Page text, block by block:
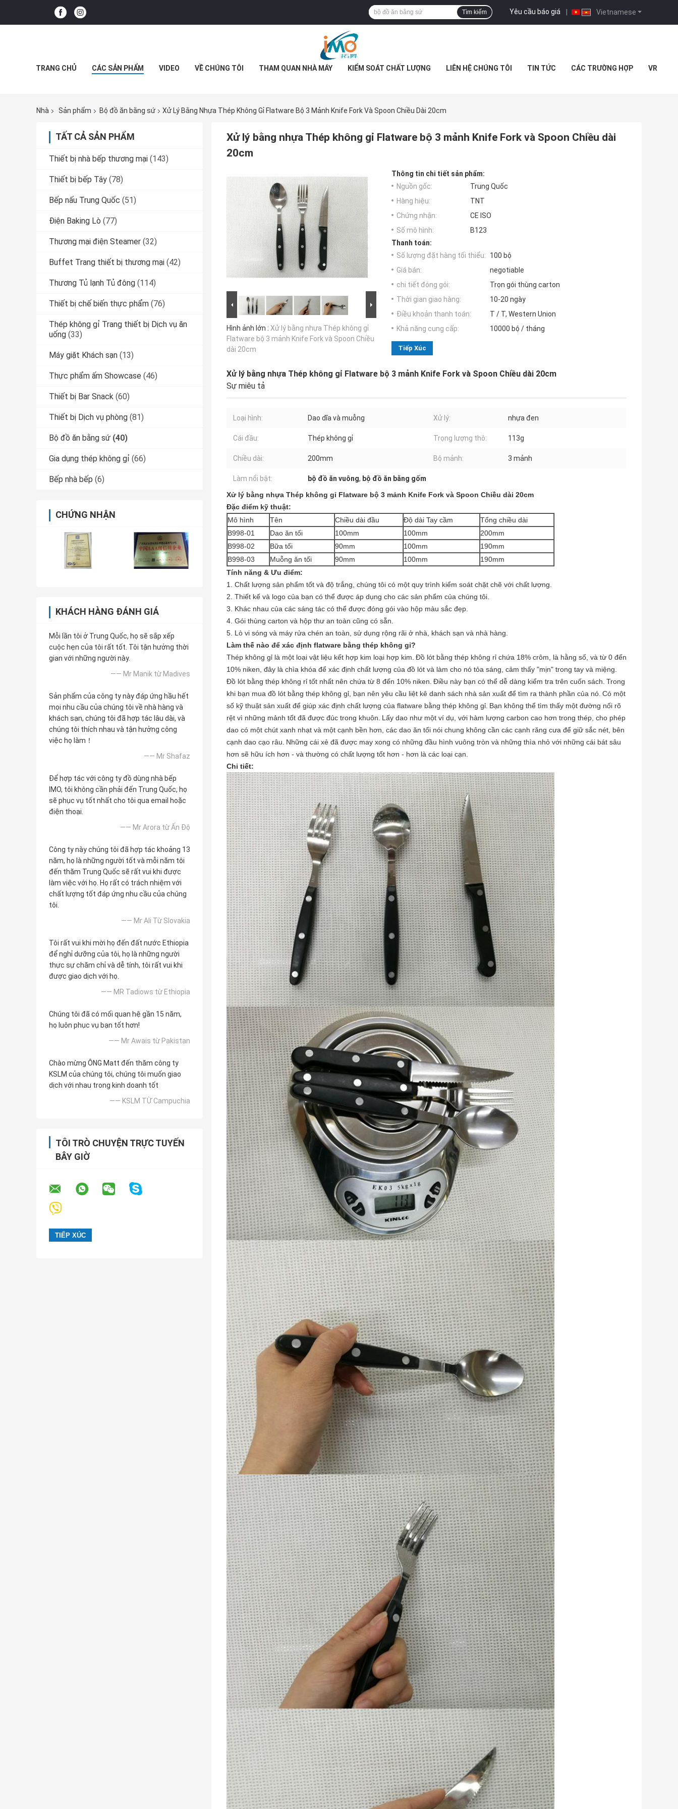
Vietnamese
Yêu cầu báo giá |
Tìm kiếm
TRANG CHỦ CÁC SẢN PHẨM VIDEO VỀ CHÚNG TÔI THAM QUAN NHÀ MÁY KIỂM SOÁT CHẤT LƯỢNG LIÊN HỆ CHÚNG TÔI TIN TỨC CÁC TRƯỜNG HỢP VR
Nhà Sản phẩm Bộ đồ ăn bằng sứ Xử Lý Bằng Nhựa Thép Không Gỉ Flatware Bộ 3 Mảnh Knife Fork Và Spoon Chiều Dài 20cm
TẤT CẢ SẢN PHẨM
Thiết bị nhà bếp thương mại (143)
Thiết bị bếp Tây (78)
Bếp nấu Trung Quốc (51)
Điện Baking Lò (77)
Thương mại điện Steamer (32)
Buffet Trang thiết bị thương mại (42)
Thương Tủ lạnh Tủ đông (114)
Thiết bị chế biến thực phẩm (76)
Thép không gỉ Trang thiết bị Dịch vụ ăn
uống (33)
Máy giặt Khách sạn (13)
Thực phẩm ấm Showcase (46)
Thiết bị Bar Snack (60)
Thiết bị Dịch vụ phòng (81)
Bộ đồ ăn bằng sứ (40)
Gia dụng thép không gỉ (66)
Bếp nhà bếp (6)
CHỨNG NHẬN
KHÁCH HÀNG ĐÁNH GIÁ
Mỗi lần tôi ở Trung Quốc, họ sẽ sắp xếp
cuộc hẹn của tôi rất tốt. Tôi tận hưởng thời
gian với những người này.
—— Mr Manik từ Madives
Sản phẩm của công ty này đáp ứng hầu hết
mọi nhu cầu của chúng tôi về nhà hàng và
khách sạn, chúng tôi đã hợp tác lâu dài, và
chúng tôi thích nhau và tận hưởng công
việc họ làm！
—— Mr Shafaz
Để hợp tác với công ty đồ dùng nhà bếp
IMO, tôi không cần phải đến Trung Quốc, họ
sẽ phục vụ tốt nhất cho tôi qua email hoặc
điện thoại.
—— Mr Arora từ Ấn Độ
Công ty này chúng tôi đã hợp tác khoảng 13
năm, họ là những người tốt và mỗi năm tôi
đến thăm Trung Quốc sẽ rất vui khi được
làm việc với họ. Họ rất có trách nhiệm với
chất lượng tốt đáp ứng nhu cầu của chúng
tôi.
—— Mr Ali Từ Slovakia
Tôi rất vui khi mời họ đến đất nước Ethiopia
để nghỉ dưỡng của tôi, họ là những người
thực sự chăm chỉ và dễ tính, tôi rất vui khi
được giao dịch với họ.
—— MR Tadiows từ Ethiopia
Chúng tôi đã có mối quan hệ gần 15 năm,
họ luôn phục vụ bạn tốt hơn!
—— Mr Awais từ Pakistan
Chào mừng ÔNG Matt đến thăm công ty
KSLM của chúng tôi, chúng tôi muốn giao
dịch với nhau trong kinh doanh tốt
—— KSLM TỪ Campuchia
TÔI TRÒ CHUYỆN TRỰC TUYẾN
BÂY GIỜ
Xử lý bằng nhựa Thép không gỉ Flatware bộ 3 mảnh Knife Fork và Spoon Chiều dài
20cm
Hình ảnh lớn : Xử lý bằng nhựa Thép không gỉ
Flatware bộ 3 mảnh Knife Fork và Spoon Chiều
dài 20cm
Thông tin chi tiết sản phẩm:
Nguồn gốc:
Trung Quốc
Hàng hiệu:
TNT
Chứng nhận:
CE ISO
Số mô hình:
B123
Thanh toán:
Số lượng đặt hàng tối thiểu:
100 bộ
Giá bán:
negotiable
chi tiết đóng gói:
Trọn gói thùng carton
Thời gian giao hàng:
10-20 ngày
Điều khoản thanh toán:
T / T, Western Union
Khả năng cung cấp:
10000 bộ / tháng
Tiếp Xúc
Xử lý bằng nhựa Thép không gỉ Flatware bộ 3 mảnh Knife Fork và Spoon Chiều dài 20cm
Sự miêu tả
Loại hình: Dao dĩa và muỗng Xử lý: nhựa đen
Cái đầu: Thép không gỉ Trọng lượng thô: 113g
Chiều dài: 200mm Bộ mảnh: 3 mảnh
Làm nổi bật: bộ đồ ăn vuông, bộ đồ ăn bằng gốm
Xử lý bằng nhựa Thép không gỉ Flatware bộ 3 mảnh Knife Fork và Spoon Chiều dài 20cm
Đặc điểm kỹ thuật:
Mô hình
Tên Chiều dài đầu Độ dài Tay cầm
Tổng chiều dài
B998-01
Dao ăn tối 100mm 100mm
200mm
B998-02
Bữa tối 90mm 100mm
190mm
B998-03
Muỗng ăn tối 90mm 100mm
190mm
Tính năng & Ưu điểm:
1. Chất lượng sản phẩm tốt và độ trắng, chúng tôi có một quy trình kiểm soát chặt chẽ với chất lượng.
2. Thiết kế và logo của bạn có thể được áp dụng cho các sản phẩm của chúng tôi.
3. Khác nhau của các sáng tác có thể được đóng gói vào hộp màu sắc đẹp.
4. Gói thùng carton và hộp thư an toàn cũng có sẵn.
5. Lò vi sóng và máy rửa chén an toàn, sử dụng rộng rãi ở nhà, khách sạn và nhà hàng.
Làm thế nào để xác định flatware bằng thép không gỉ?
Thép không gỉ là một loại vật liệu kết hợp kim loại hợp kim. Đồ lót bằng thép không rỉ chứa 18% crôm, là hằng số, và từ 0 đến
10% niken, đây là chìa khóa để xác định chất lượng của đồ lót và làm cho nó tỏa sáng, cảm thấy "mịn" trong tay và miệng.
Đồ lót bằng thép không rỉ tốt nhất nên chứa từ 8 đến 10% niken. Điều này bạn có thể dễ dàng kiểm tra trên cuốn sách. Trong
khi bạn mua đồ lót bằng thép không gỉ, bạn nên yêu cầu liệt kê danh sách nhà sản xuất để tìm ra thành phần của nó. Có một
số kỹ thuật sản xuất để giúp xác định chất lượng của flatware bằng thép không gỉ. Bạn không thể tìm thấy một đường nối rõ
rệt vì những mảnh tốt đã được đúc trong khuôn. Lấy dao như một ví dụ, với hàm lượng carbon cao hơn trong thép, cho phép
dao có một chút xanh nhạt và một cạnh bền hơn, các dao ăn tối nói chung không cần các cạnh răng cưa để giữ sắc nét, bên
cạnh dao cạo râu. Những cái xẻ đã được may xong có những đầu hình vuông tròn và những thìa nhỏ với những cái bát sâu
hơn sẽ hữu ích hơn - và thường có chất lượng tốt hơn - hơn là các loại cạn.
Chi tiết: